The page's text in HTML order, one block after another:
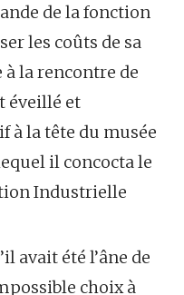
de la fonction
les coûts de sa
à la rencontre de
éveillé et
à la tête du musée
il concocta le
Industrielle
avait été l’âne de
choix à